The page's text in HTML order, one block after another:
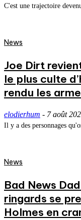
C'est une trajectoire
News
Joe Dirt
le plus culte
rendu les
elodierhum - 7 août
Il y a des personnages
News
Bad News
ringards se
Holmes en